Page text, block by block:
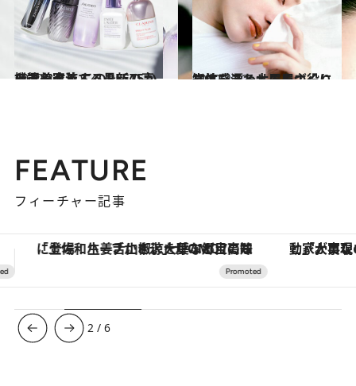
2020.3.9
シミを改善する最新の高機能美容液 このBEST5から選ぶべし！
ビューティ＆ヘルス 2020.3.12
知性を漂わせる眉づくり 立体感ある太眉を主役にして
ビューティ＆ヘルス
FEATURE
フィーチャー記事
「大事なのは地域の意識を変えること」。ロレックス賞受賞の自然保護活動家が実現させたナイジェリアの自然環境の復活 【夏限定ディナーコース】旬を
3 /6